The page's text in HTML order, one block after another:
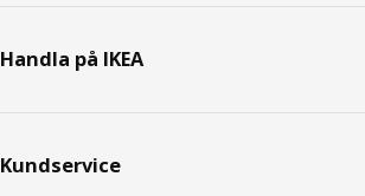
Handla på IKEA
Kundservice